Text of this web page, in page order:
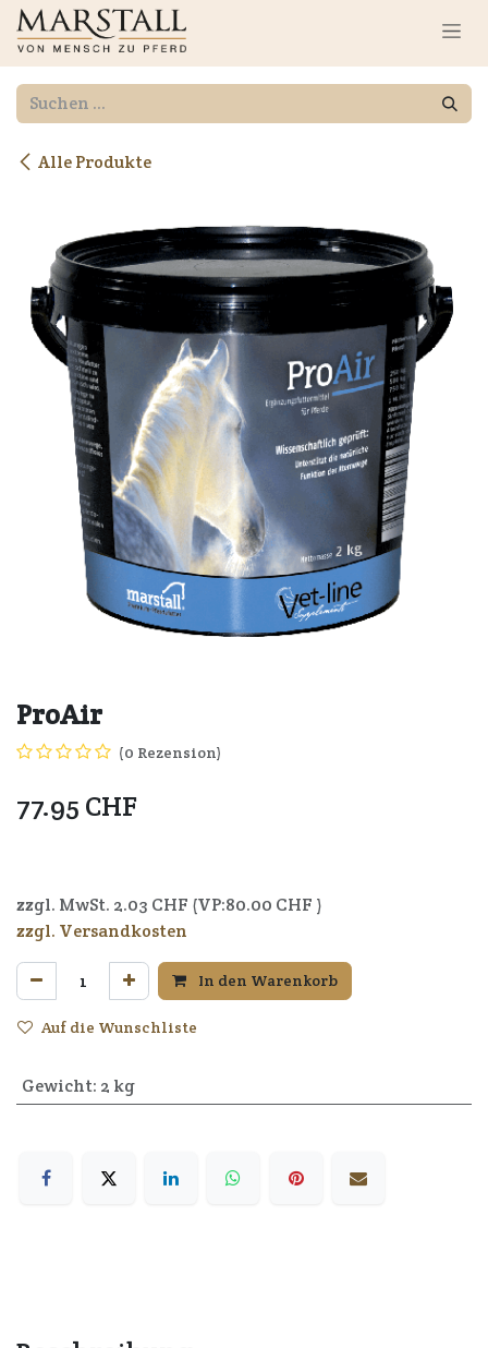
Zum Inhalt springen
Alle Produkte
ProAir
(0 Rezension)
77.95 CHF
zzgl. MwSt. 2.03 CHF (VP:80.00 CHF )
zzgl. Versandkosten
In den Warenkorb
Auf die Wunschliste
Gewicht: 2 kg